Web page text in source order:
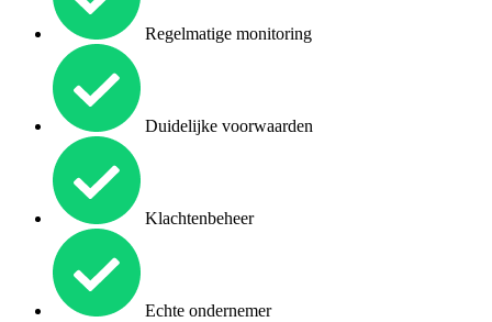
Regelmatige monitoring
Duidelijke voorwaarden
Klachtenbeheer
Echte ondernemer